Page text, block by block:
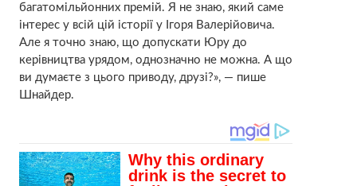
багатомільйонних премій. Я не знаю, який саме
інтерес у всій цій історії у Ігоря Валерійовича.
Але я точно знаю, що допускати Юру до
керівництва урядом, однозначно не можна. А що
ви думаєте з цього приводу, друзі?», — пише
Шнайдер.